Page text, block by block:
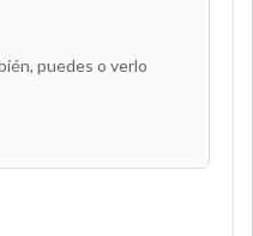
puedes o verlo